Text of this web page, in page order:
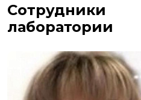
Сотрудники
лаборатории